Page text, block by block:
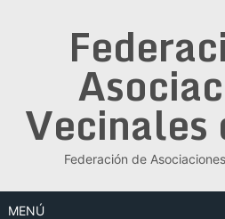
Vecinales
Federación de
MENÚ